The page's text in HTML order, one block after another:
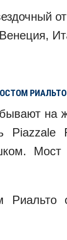
на
Мост